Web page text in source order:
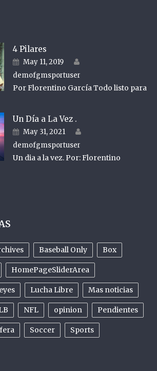
4 Pilares
Posted on
May 11, 2019
demofgmsportuser
Por Florentino García Todo listo para
Un Día a La Vez .
Posted on
May 31, 2021
demofgmsportuser
Un dia a la vez. Por: Florentino
Baseball Only Box
HomePageSliderArea
Lucha Libre Mas noticias
NFL opinion Pendientes
Soccer Sports